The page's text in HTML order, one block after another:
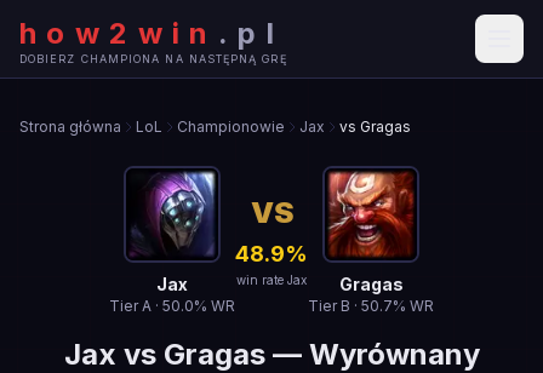
how2win . pl
DOBIERZ CHAMPIONA NA NASTĘPNĄ GRĘ
Strona główna LoL Championowie Jax vs Gragas
Jax
TierA · 50.0% WR
VS
48.9%
win rate Jax Gragas
Tier B · 50.7% WR
Jax vs Gragas— Wyrównany